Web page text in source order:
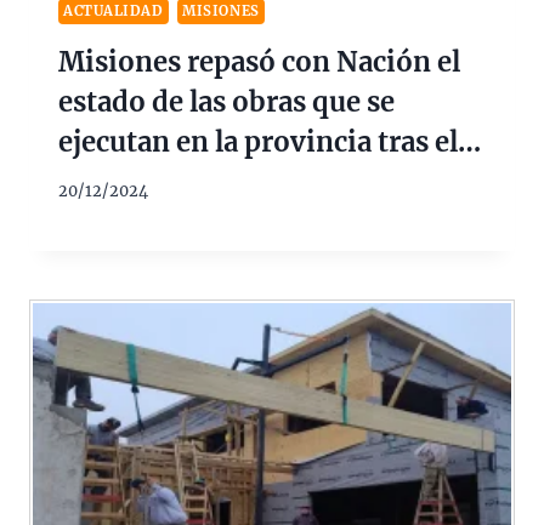
ACTUALIDAD MISIONES
Misiones repasó con Nación el
estado de las obras que se
ejecutan en la provincia tras el
freno al aporte de fondos
20/12/2024